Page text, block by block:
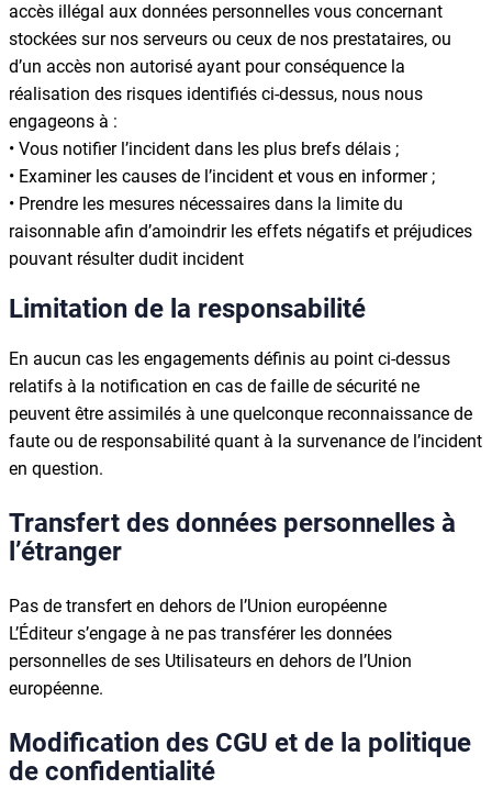
accès illégal aux données personnelles vous concernant
stockées sur nos serveurs ou ceux de nos prestataires, ou
d’un accès non autorisé ayant pour conséquence la
réalisation des risques identifiés ci-dessus, nous nous
engageons à :
• Vous notifier l’incident dans les plus brefs délais ;
• Examiner les causes de l’incident et vous en informer ;
• Prendre les mesures nécessaires dans la limite du
raisonnable afin d’amoindrir les effets négatifs et préjudices
pouvant résulter dudit incident
Limitation de la responsabilité
En aucun cas les engagements définis au point ci-dessus
relatifs à la notification en cas de faille de sécurité ne
peuvent être assimilés à une quelconque reconnaissance de
faute ou de responsabilité quant à la survenance de l’incident
en question.
Transfert des données personnelles à
l’étranger
Pas de transfert en dehors de l’Union européenne
L’Éditeur s’engage à ne pas transférer les données
personnelles de ses Utilisateurs en dehors de l’Union
européenne.
Modification des CGU et de la politique
de confidentialité